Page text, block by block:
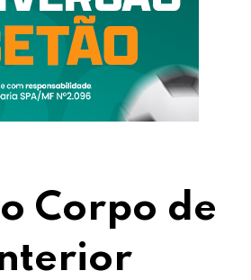
Corpo de